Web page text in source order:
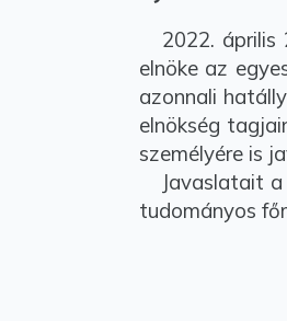
2022. április
elnöke az
azonnali
elnökség
személyére is
Javaslatait a
tudományos